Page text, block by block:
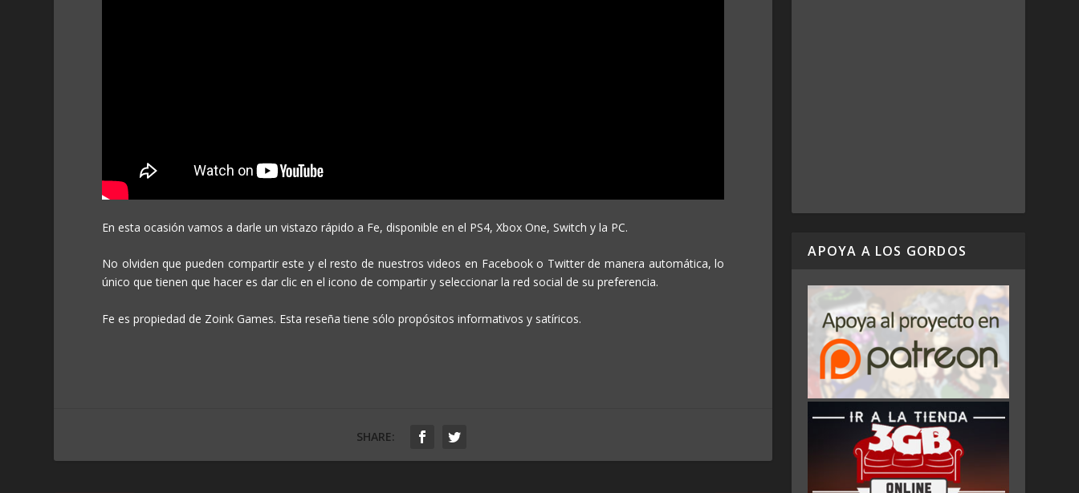
En esta ocasión vamos a darle un vistazo rápido a Fe, disponible en el PS4, Xbox One, Switch y la PC.
No olviden que pueden compartir este y el resto de nuestros videos en Facebook o Twitter de manera automática, lo
único que tienen que hacer es dar clic en el icono de compartir y seleccionar la red social de su preferencia.
Fe es propiedad de Zoink Games. Esta reseña tiene sólo propósitos informativos y satíricos.
SHARE:
APOYA A LOS GORDOS